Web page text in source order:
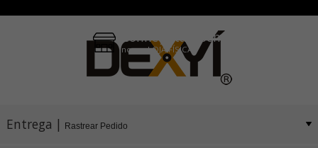
Conheça também
nossa LOJA FÍSICA
Entrega | Rastrear Pedido